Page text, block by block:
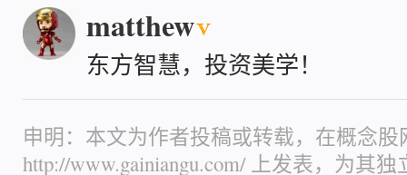
matthew
东方智慧，投资美学！
申明：本文为作者投稿或转载，在概念股
http://www.gainiangu.com/ 上发表，为其